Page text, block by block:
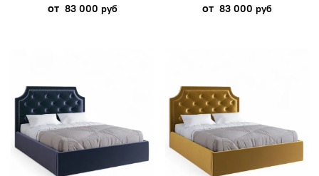
от 83 000 руб от 83 000 руб